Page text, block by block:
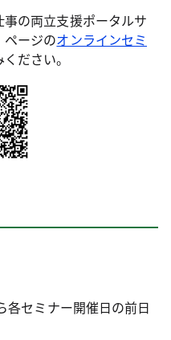
の両立支援ポータルサ
ージのオンラインセミ
ださい。
各セミナー開催日の前日